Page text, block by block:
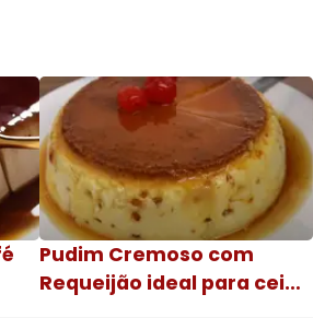
Pudim Cremoso com
Requeijão ideal para ceia